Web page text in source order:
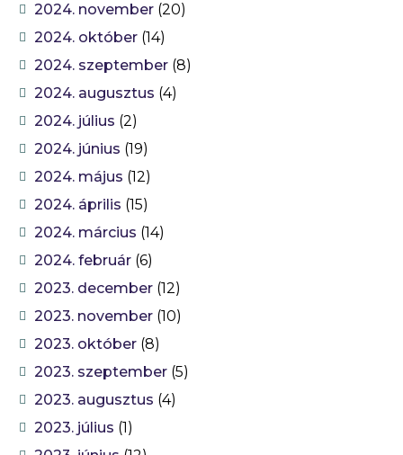
2024. november (20)
2024. október (14)
2024. szeptember (8)
2024. augusztus (4)
2024. július (2)
2024. június (19)
2024. május (12)
2024. április (15)
2024. március (14)
2024. február (6)
2023. december (12)
2023. november (10)
2023. október (8)
2023. szeptember (5)
2023. augusztus (4)
2023. július (1)